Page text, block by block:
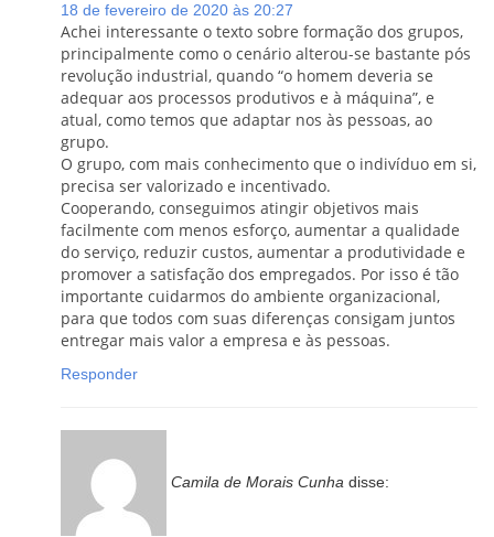
18 de fevereiro de 2020 às 20:27
Achei interessante o texto sobre formação dos grupos,
principalmente como o cenário alterou-se bastante pós
revolução industrial, quando “o homem deveria se
adequar aos processos produtivos e à máquina”, e
atual, como temos que adaptar nos às pessoas, ao
grupo.
O grupo, com mais conhecimento que o indivíduo em si,
precisa ser valorizado e incentivado.
Cooperando, conseguimos atingir objetivos mais
facilmente com menos esforço, aumentar a qualidade
do serviço, reduzir custos, aumentar a produtividade e
promover a satisfação dos empregados. Por isso é tão
importante cuidarmos do ambiente organizacional,
para que todos com suas diferenças consigam juntos
entregar mais valor a empresa e às pessoas.
Responder
Camila de Morais Cunha disse: